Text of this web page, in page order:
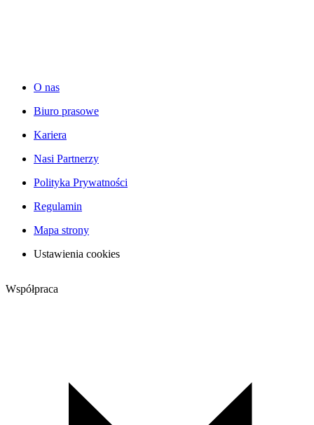
O nas
Biuro prasowe
Kariera
Nasi Partnerzy
Polityka Prywatności
Regulamin
Mapa strony
Ustawienia cookies
Współpraca